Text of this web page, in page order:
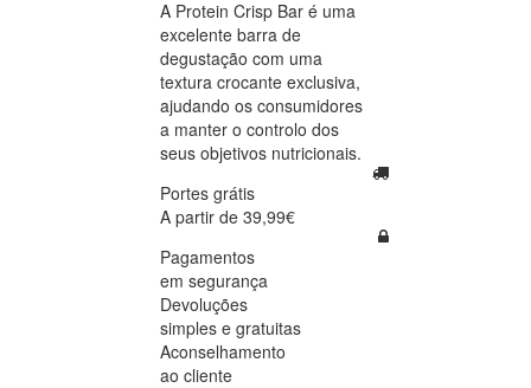
A Protein Crisp Bar é uma
excelente barra de
degustação com uma
textura crocante exclusiva,
ajudando os consumidores
a manter o controlo dos
seus objetivos nutricionais.
Portes grátis
A partir de 39,99€
Pagamentos
em segurança
Devoluções
simples e gratuitas
Aconselhamento
ao cliente